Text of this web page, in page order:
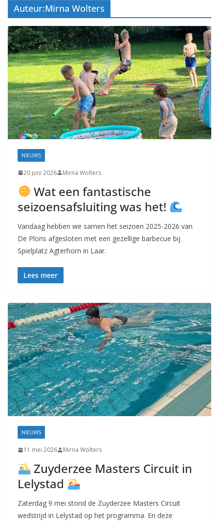
Coevorden
Auteur:Mirna Wolters
NIEUWS
20 juni 2026 Mirna Wolters
Wat een fantastische
seizoensafsluiting was het!
Vandaag hebben we samen het seizoen 2025-2026 van
De Plons afgesloten met een gezellige barbecue bij
Spielplatz Agterhorn in Laar.
Lees meer
NIEUWS
11 mei 2026 Mirna Wolters
Zuyderzee Masters Circuit in
Lelystad
Zaterdag 9 mei stond de Zuyderzee Masters Circuit
wedstrijd in Lelystad op het programma. En deze